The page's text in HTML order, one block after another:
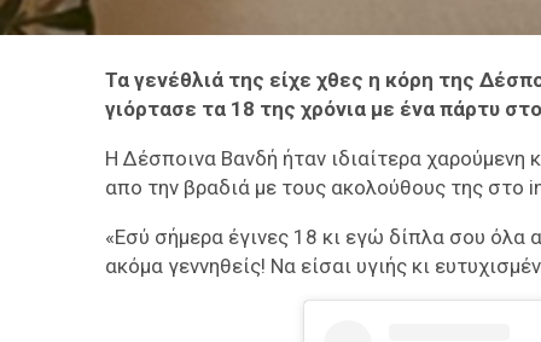
Τα γενέθλιά της είχε χθες η κόρη της
γιόρτασε τα 18 της χρόνια με ένα πάρτυ
Η Δέσποινα Βανδή ήταν ιδιαίτερα χαρούμενη
απο την βραδιά με τους ακολούθους της στο
«Εσύ σήμερα έγινες 18 κι εγώ δίπλα σου
ακόμα γεννηθείς! Να είσαι υγιής κι